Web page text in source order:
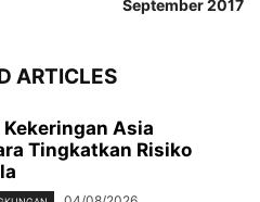
September 2017
ARTICLES
Kekeringan Asia
Tingkatkan Risiko